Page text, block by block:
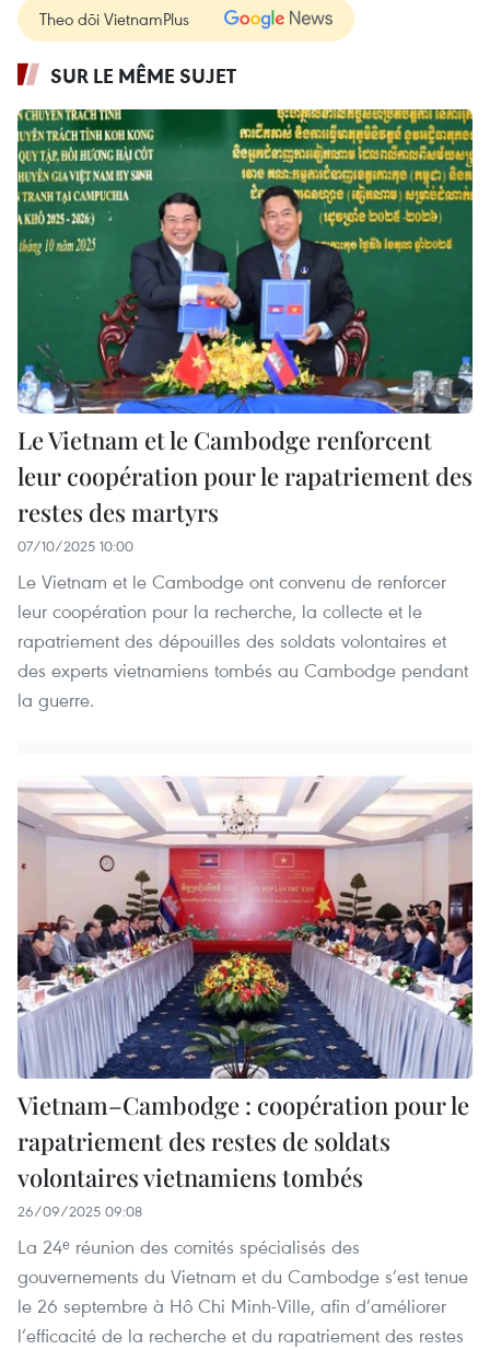
Theo dõi VietnamPlus
SUR LE MÊME SUJET
Le Vietnam et le Cambodge renforcent
leur coopération pour le rapatriement des
restes des martyrs
07/10/2025 10:00
Le Vietnam et le Cambodge ont convenu de renforcer
leur coopération pour la recherche, la collecte et le
rapatriement des dépouilles des soldats volontaires et
des experts vietnamiens tombés au Cambodge pendant
la guerre.
Vietnam–Cambodge : coopération pour le
rapatriement des restes de soldats
volontaires vietnamiens tombés
26/09/2025 09:08
La 24ᵉ réunion des comités spécialisés des
gouvernements du Vietnam et du Cambodge s’est tenue
le 26 septembre à Hô Chi Minh-Ville, afin d’améliorer
l’efficacité de la recherche et du rapatriement des restes